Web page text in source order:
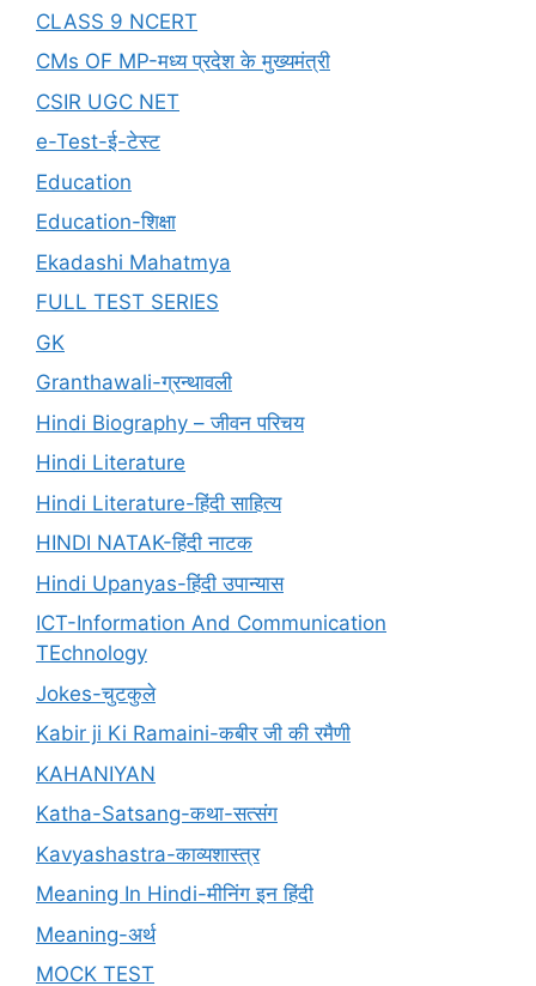
CLASS 9 NCERT
CMs OF MP-मध्य प्रदेश के मुख्यमंत्री
CSIR UGC NET
e-Test-ई-टेस्ट
Education
Education-शिक्षा
Ekadashi Mahatmya
FULL TEST SERIES
GK
Granthawali-ग्रन्थावली
Hindi Biography – जीवन परिचय
Hindi Literature
Hindi Literature-हिंदी साहित्य
HINDI NATAK-हिंदी नाटक
Hindi Upanyas-हिंदी उपान्यास
ICT-Information And Communication
TEchnology
Jokes-चुटकुले
Kabir ji Ki Ramaini-कबीर जी की रमैणी
KAHANIYAN
Katha-Satsang-कथा-सत्संग
Kavyashastra-काव्यशास्त्र
Meaning In Hindi-मीनिंग इन हिंदी
Meaning-अर्थ
MOCK TEST